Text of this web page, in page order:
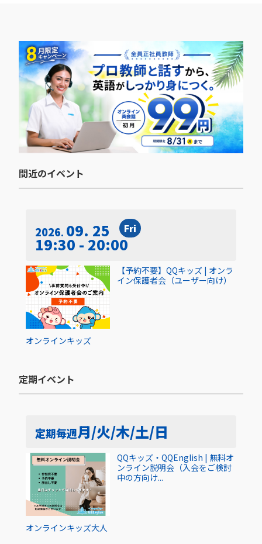
間近のイベント​
2026 09. 25 Fri
19:30 - 20:00
オンラインキッズ
【予約不要】QQキッズ | オンラ
イン保護者会（ユーザー向け）
定期イベント​
定期毎週月/火/木/土/日
オンラインキッズ大人
QQキッズ・QQEnglish | 無料オ
ンライン説明会（入会をご検討
中の方向け...